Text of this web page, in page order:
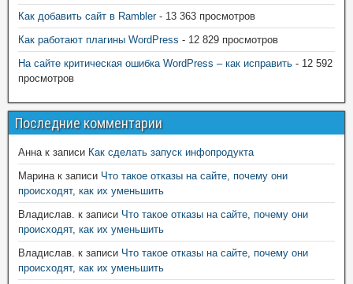
Как добавить сайт в Rambler- 13 363 просмотров
Как работают плагины WordPress - 12 829 просмотров
На сайте критическая ошибка WordPress – как исправить - 12 592
просмотров
Последние комментарии
Анна к записи Как сделать запуск инфопродукта
Марина к записи Что такое отказы на сайте, почему они
происходят, как их уменьшить
Владислав. к записи Что такое отказы на сайте, почему они
происходят, как их уменьшить
Владислав. к записи Что такое отказы на сайте, почему они
происходят, как их уменьшить